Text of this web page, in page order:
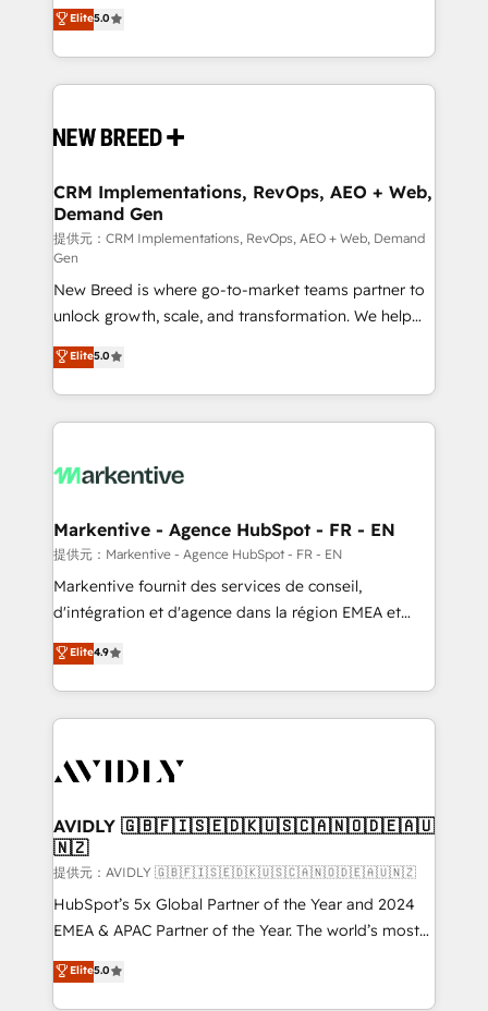
の一部をAIが自律実行する組織への移行を設計・実装。
Breeze・Claude等をHubSpotと連携させ、役割定義・
革を、構想から実装・定着までPMOとして主導。「設
の統合・浸透・変革管理を実行します。 ▸ CMS戦略設
計・構築：リード獲得・CVR・SEOを前提にした情報設
計・導線設計・テンプレート設計をContent Hubで一体
提供。 ▸ 既存CRM・MAからの移行支援：Salesforce・
Marketo・Pardot等からの移行、カスタム設計、履歴
データ移行と活用設計まで。 ▸ AEO対応：ChatGPT・
ンツとサイト構造を最適化。 🏆 なぜ100incを選ぶの
か？ ✓ HubSpot Eliteパートナー認定 ✓ HubSpotアワ
ード受賞・HUGリーダー ✓ ISO27001:2022 /
HubSpot大百科 出版 CRM・AI活用に関するご相談、現
せください。
into a revenue engine. Our unified ecosystem
includes specialized divisions Globalia (AI &
Software) and Point Success Media (Paid Media),
making this the official home for all three brands. 🔄
and system integrations powered by Globalia’s
trainers to drive platform adoption. 📈 Revenue
Generation - Full-funnel marketing and high-
performance advertising via Point Success Media. -
Expert deployment of Breeze AI and custom agents
to automate growth. 🏆 Elite Excellence - 8 platform
accreditations and deep HIPAA-compliance
expertise. - A team of 250+ experts dedicated to
your resilient growth.
Elite5.0
CRM Implementations, RevOps, AEO + Web,
Demand Gen
提供元：CRM Implementations, RevOps, AEO + Web, Demand
Gen
New Breed is where go-to-market teams partner to
unlock growth, scale, and transformation. We help
companies activate HubSpot’s AI-powered
customer platform and operationalize HubSpot’s
Loop Marketing framework through expert-led
services, smart agents, and purpose-built apps,
results, fast. ⚙️CRM & RevOps: Align all Hubs to your
🎯Demand Gen & ABM: Drive pipeline with inbound,
ABM, AEO, SEO, & paid media. 👩‍💻Web Design:
Build high-performing websites with UX, messaging,
& conversion strategy that drive results. 🤖AI
AI, & maximize AEO with tailored AI services. 🧩
Integrations: Extend HubSpot with custom
Elite5.0
Markentive - Agence HubSpot - FR - EN
提供元：Markentive - Agence HubSpot - FR - EN
Markentive fournit des services de conseil,
d'intégration et d'agence dans la région EMEA et
North America. Avec plus de 115 experts en
marketing automation, Growth, Revops, CRM et
webdesign. Markentive is both a consulting firm, a
digital agency and an integrator. With over 115
CRM and webdesign (We focus on EMEA - USA
Elite4.9
AVIDLY 🇬🇧🇫🇮🇸🇪🇩🇰🇺🇸🇨🇦🇳🇴🇩🇪🇦🇺
🇳🇿
提供元：AVIDLY 🇬🇧🇫🇮🇸🇪🇩🇰🇺🇸🇨🇦🇳🇴🇩🇪🇦🇺🇳🇿
HubSpot’s 5x Global Partner of the Year and 2024
EMEA & APAC Partner of the Year. The world’s most
experienced and fully accredited HubSpot Solutions
Partner. 🚀 With 2,750+ HubSpot projects delivered
Elite5.0